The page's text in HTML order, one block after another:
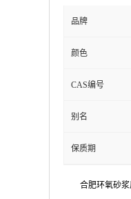
品牌
颜色
CAS编号
别名
保质期
合肥环氧砂